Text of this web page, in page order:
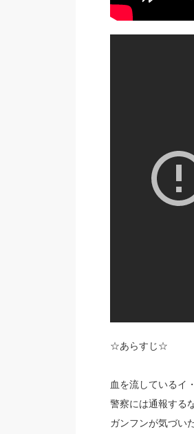
☆あらすじ☆
血を流しているイ
警察には通報する
ガンフンが気づい